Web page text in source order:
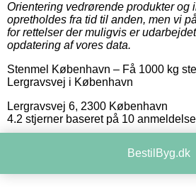
Orientering vedrørende produkter og
opretholdes fra tid til anden, men vi
for rettelser der muligvis er
opdatering af vores data.
Stenmel København – Få 1000 kg
Lergravsvej i København
Lergravsvej 6, 2300 København
4.2 stjerner baseret på 10
BestilByg.dk